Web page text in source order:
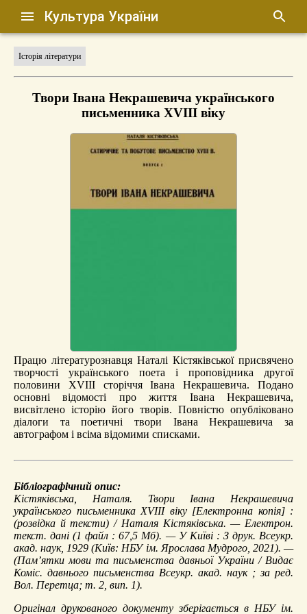
Культура України
Історія літератури
Твори Івана Некрашевича українського
письменника XVIII віку
Працю літературознавця Наталі Кістяківської присвячено
творчості українського поета і проповідника другої
половини XVIII сторіччя Івана Некрашевича. Подано
основні відомості про життя Івана Некрашевича,
висвітлено історію його творів. Повністю опубліковано
діалоги та поетичні твори Івана Некрашевича за
автографом і всіма відомими списками.
Бібліографічний опис:
Кістяківська, Наталя. Твори Івана Некрашевича
українського письменника XVIII віку[Електронна копія] :
(розвідка й тексти) / Наталя Кістяківська. — Електрон.
текст. дані (1 файл : 67,5 Мб). — У Київі : З друк. Всеукр.
акад. наук, 1929 (Київ: НБУ ім. Ярослава Мудрого, 2021). —
(Пам’ятки мови та письменства давньої України / Видає
Коміс. давнього письменства Всеукр. акад. наук ; за ред.
Вол. Перетца; т. 2, вип. 1).
Оригінал друкованого документу зберігається в НБУ ім.